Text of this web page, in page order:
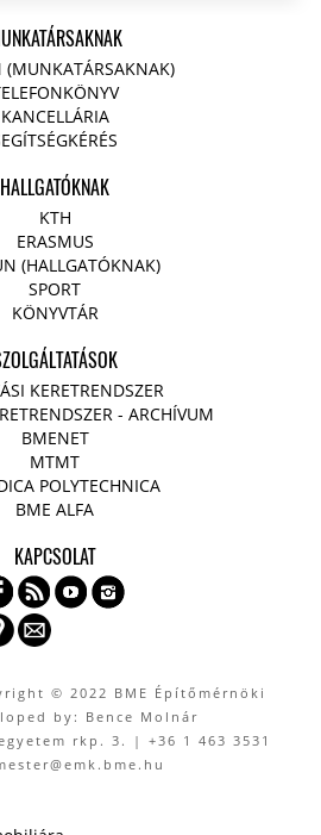
(MUNKATÁRSAKNAK)
KANCELLÁRIA
HALLGATÓKNAK
KTH
ERASMUS
(HALLGATÓKNAK)
SPORT
KÖNYVTÁR
KERETRENDSZER
- ARCHÍVUM
BMENET
MTMT
POLYTECHNICA
BME ALFA
KAPCSOLAT
© 2022 BME Építőmérnöki
by: Bence Molnár
rkp. 3. | +36 1 463 3531